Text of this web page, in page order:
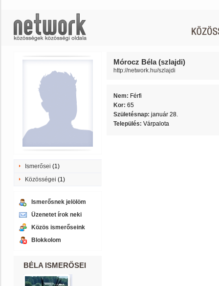
Ismerősei (1)
Közösségei (1)
Ismerősnek jelölöm
Üzenetet írok neki
Közös ismerőseink
Blokkolom
BÉLA ISMERŐSEI
Mórocz Béla (szlajdi)
http://network.hu/szlajdi
Nem: Férfi
Kor: 65
Születésnap: január 28.
Település: Várpalota